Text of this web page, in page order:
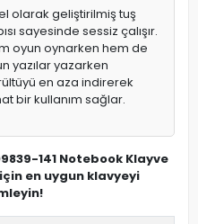
olarak geliştirilmiş tuş
sayesinde sessiz çalışır.
oyun oynarken hem de
yazılar yazarken
en aza indirerek
bir kullanım sağlar.
141 Notebook Klayve
en uygun klavyeyi